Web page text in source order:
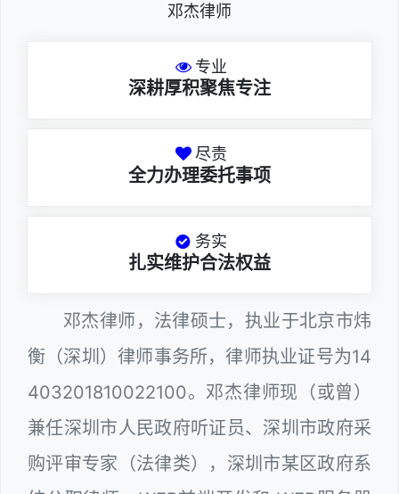
邓杰律师
专业
深耕厚积聚焦专注
尽责
全力办理委托事项
务实
扎实维护合法权益
邓杰律师，法律硕士，执业于北京市炜
衡（深圳）律师事务所，律师执业证号为14
403201810022100。邓杰律师现（或曾）
兼任深圳市人民政府听证员、深圳市政府采
购评审专家（法律类），深圳市某区政府系